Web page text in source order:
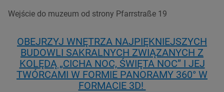
Wejście do muzeum od strony Pfarrstraße 19
OBEJRZYJ WNĘTRZA NAJPIĘKNIEJSZYCH
BUDOWLI SAKRALNYCH ZWIĄZANYCH Z
KOLĘDĄ „CICHA NOC, ŚWIĘTA NOC” I JEJ
TWÓRCAMI W FORMIE PANORAMY 360° W
FORMACIE 3D!